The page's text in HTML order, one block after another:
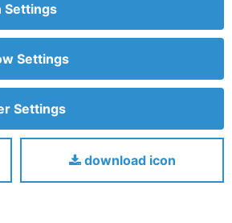
Settings
Settings
Settings
download icon